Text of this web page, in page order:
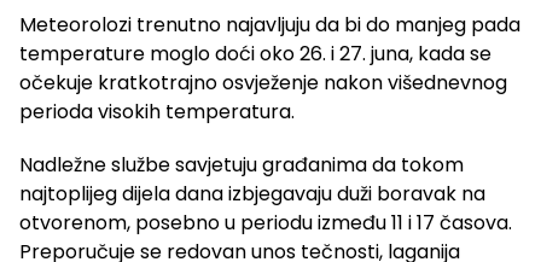
Meteorolozi trenutno najavljuju da bi do manjeg pada
temperature moglo doći oko 26. i 27. juna, kada se
očekuje kratkotrajno osvježenje nakon višednevnog
perioda visokih temperatura.
Nadležne službe savjetuju građanima da tokom
najtoplijeg dijela dana izbjegavaju duži boravak na
otvorenom, posebno u periodu između 11 i 17 časova.
Preporučuje se redovan unos tečnosti, laganija